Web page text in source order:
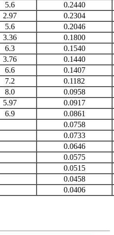
5.6
0.2440
2.97
0.2304
5.6
0.2046
3.36
0.1800
6.3
0.1540
3.76
0.1440
6.6
0.1407
7.2
0.1182
8.0
0.0958
5.97
0.0917
6.9
0.0861
0.0758
0.0733
0.0646
0.0575
0.0515
0.0458
0.0406